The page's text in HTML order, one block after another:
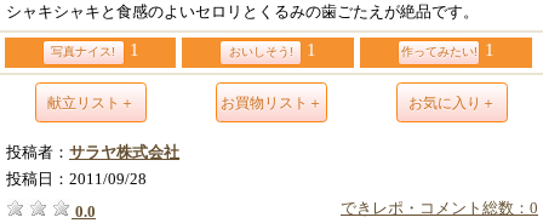
シャキシャキと食感のよいセロリとくるみの歯ごたえが絶品です。
写真ナイス! 1 おいしそう! 1 作ってみたい! 1
献立リスト＋ お買物リスト＋ お気に入り＋
投稿者： サラヤ株式会社
投稿日： 2011/09/28
できレポ・コメント総数：0
0.0